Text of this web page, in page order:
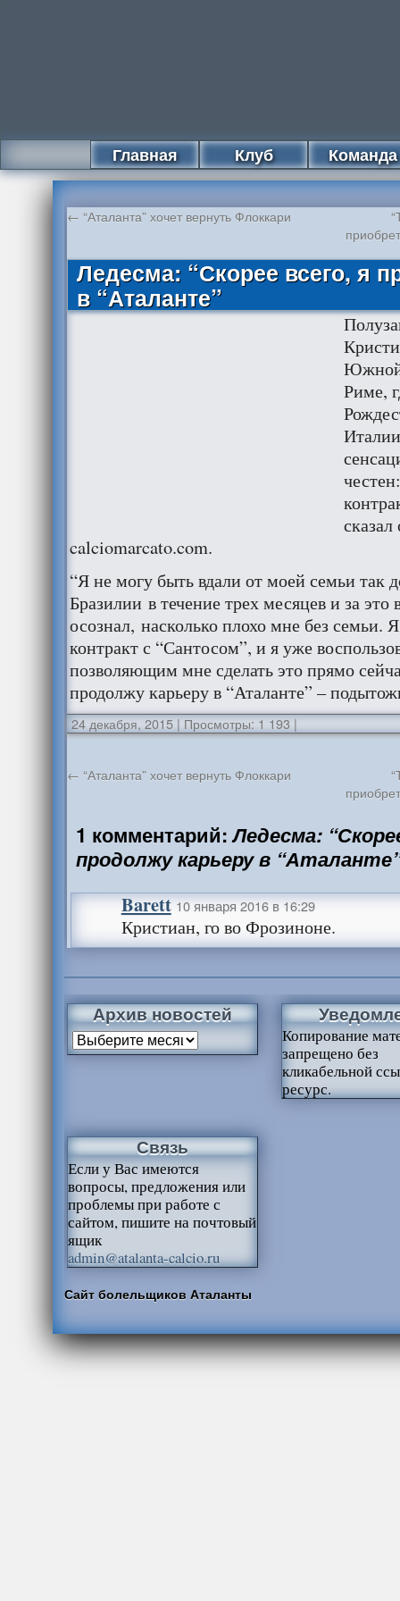
Главная Клуб Команда
← “Аталанта” хочет вернуть Флоккари
Ледесма: “Скорее всего, я
в “Аталанте”
Южной
Риме,
calciomarcato.com.
“Я не могу быть вдали от моей семьи так
Бразилии в течение трех месяцев и за
осознал, насколько плохо мне без семьи.
контракт с “Сантосом”, и я уже
позволяющим мне сделать это прямо
продолжу карьеру в “Аталанте” –
24 декабря, 2015 | Просмотры: 1 193 |
← “Аталанта” хочет вернуть Флоккари
1 комментарий:Ледесма:
продолжу карьеру в
Barett 10 января 2016 в 16:29
Кристиан, го во Фрозиноне.
Архив новостей
Копирование
запрещено без
кликабельной
ресурс.
Связь
Если у Вас имеются
вопросы, предложения или
проблемы при работе с
сайтом, пишите на почтовый
ящик
admin@atalanta-calcio.ru
Сайт болельщиков Аталанты